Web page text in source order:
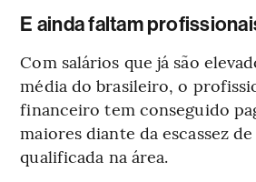
E ainda faltam
Com salários que já são
média do brasileiro, o
financeiro tem conseguido
maiores diante da escassez
qualificada na área.